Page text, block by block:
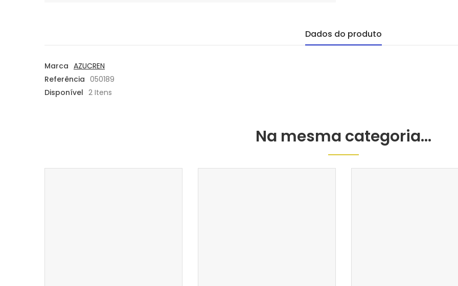
Dados do produto
Marca AZUCREN
Referência 050189
Disponível 2 Itens
Na mesma categoria...